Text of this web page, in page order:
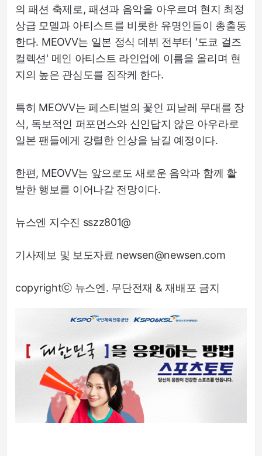
의 패션 축제로, 패션과 음악을 아우르며 현지 최정
상급 모델과 아티스트를 비롯한 유명인들이 총출동
한다. MEOVV는 일본 정식 데뷔 전부터 '도쿄 걸즈
컬렉션' 메인 아티스트 라인업에 이름을 올리며 현
지의 높은 관심도를 짐작케 한다.
특히 MEOVV는 페스티벌의 꽃인 피날레 무대를 장
식, 독보적인 퍼포먼스와 신인답지 않은 아우라로
일본 팬들에게 강렬한 인상을 남길 예정이다.
한편, MEOVV는 앞으로도 새로운 음악과 함께 활
발한 행보를 이어나갈 전망이다.
뉴스엔 지수진 sszz801@
기사제보 및 보도자료 newsen@newsen.com
copyrightⓒ 뉴스엔. 무단전재 & 재배포 금지